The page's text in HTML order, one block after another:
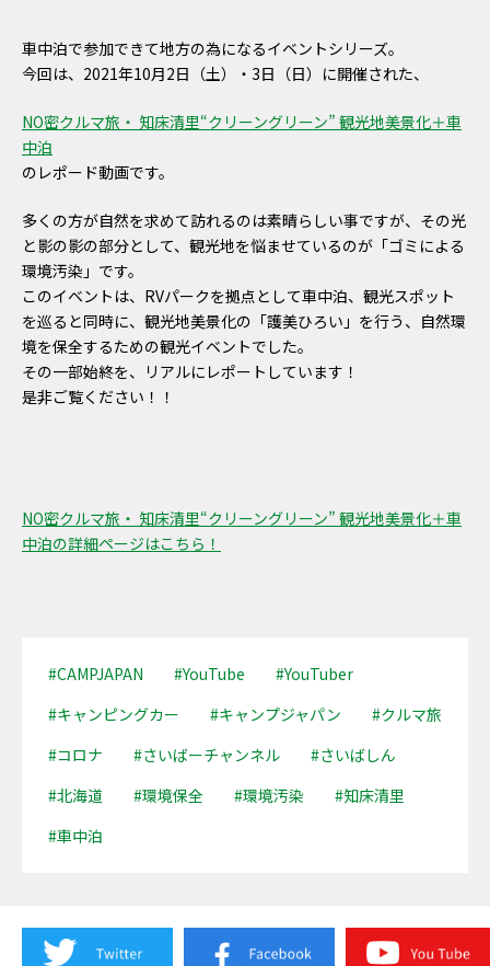
車中泊で参加できて地方の為になるイベントシリーズ。
今回は、 2021年10月2日（土）・3日（日）に開催された、
NO密クルマ旅・ 知床清里“クリーングリーン” 観光地美景化＋車
中泊
のレポード動画です。
多くの方が自然を求めて訪れるのは素晴らしい事ですが、その光
と影の影の部分として、観光地を悩ませているのが「ゴミによる
環境汚染」です。
このイベントは、RVパークを拠点として車中泊、観光スポット
を巡ると同時に、観光地美景化の「護美ひろい」を行う、自然環
境を保全するための観光イベントでした。
その一部始終を、リアルにレポートしています！
是非ご覧ください！！
NO密クルマ旅・ 知床清里“クリーングリーン” 観光地美景化＋車
中泊の詳細ページはこちら！
#CAMPJAPAN #YouTube
#YouTuber
#キャンピングカー
#キャンプジャパン
#クルマ旅
#コロナ
#さいばーチャンネル
#さいばしん
#北海道
#環境保全 #環境汚染
#知床清里
#車中泊